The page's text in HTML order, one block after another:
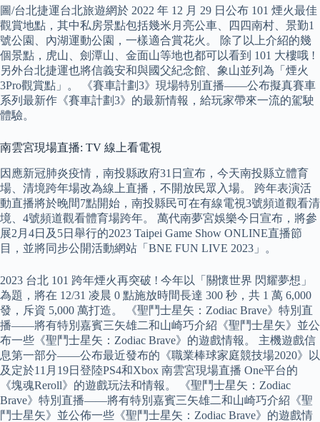
圖/台北捷運台北旅遊網於 2022 年 12 月 29 日公布 101 煙火最佳
觀賞地點，其中私房景點包括幾米月亮公車、四四南村、景勤1
號公園、內湖運動公園，一樣適合賞花火。 除了以上介紹的幾
個景點，虎山、劍潭山、金面山等地也都可以看到 101 大樓哦 !
另外台北捷運也將信義安和與國父紀念館、象山並列為「煙火
3Pro觀賞點」。 《賽車計劃3》現場特別直播——公布擬真賽車
系列最新作《賽車計劃3》的最新情報，給玩家帶來一流的駕駛
體驗。
南雲宮現場直播: TV 線上看電視
因應新冠肺炎疫情，南投縣政府31日宣布，今天南投縣立體育
場、清境跨年場改為線上直播，不開放民眾入場。 跨年表演活
動直播將於晚間7點開始，南投縣民可在有線電視3號頻道觀看清
境、4號頻道觀看體育場跨年。 萬代南夢宮娛樂今日宣布，將參
展2月4日及5日舉行的2023 Taipei Game Show ONLINE直播節
目，並將同步公開活動網站「BNE FUN LIVE 2023」。
2023 台北 101 跨年煙火再突破 ! 今年以「關懷世界 閃耀夢想」
為題，將在 12/31 凌晨 0 點施放時間長達 300 秒，共 1 萬 6,000
發，斥資 5,000 萬打造。 《聖鬥士星矢：Zodiac Brave》特別直
播——將有特別嘉賓三矢雄二和山崎巧介紹《聖鬥士星矢》並公
布一些《聖鬥士星矢：Zodiac Brave》的遊戲情報。 主機遊戲信
息第一部分——公布最近發布的《職業棒球家庭競技場2020》以
及定於11月19日登陸PS4和Xbox 南雲宮現場直播 One平台的
《塊魂Reroll》的遊戲玩法和情報。 《聖鬥士星矢：Zodiac
Brave》特別直播——將有特別嘉賓三矢雄二和山崎巧介紹《聖
鬥士星矢》並公佈一些《聖鬥士星矢：Zodiac Brave》的遊戲情